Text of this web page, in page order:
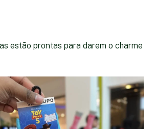
estão prontas para darem o charme